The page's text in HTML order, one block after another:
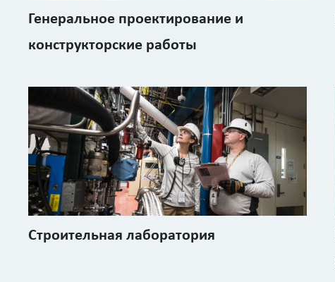
Генеральное проектирование и
конструкторские работы
Строительная лаборатория